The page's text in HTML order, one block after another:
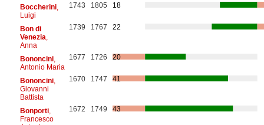
Boccherini,
Luigi
1743 1805 18
Bon di
Venezia
Anna
1739 1767 22
Bononcini,
Antonio Maria
1677 1726 20
Bononcini,
Giovanni
Battista
1670 1747 41
Bonporti,
Francesco
1672 1749 43